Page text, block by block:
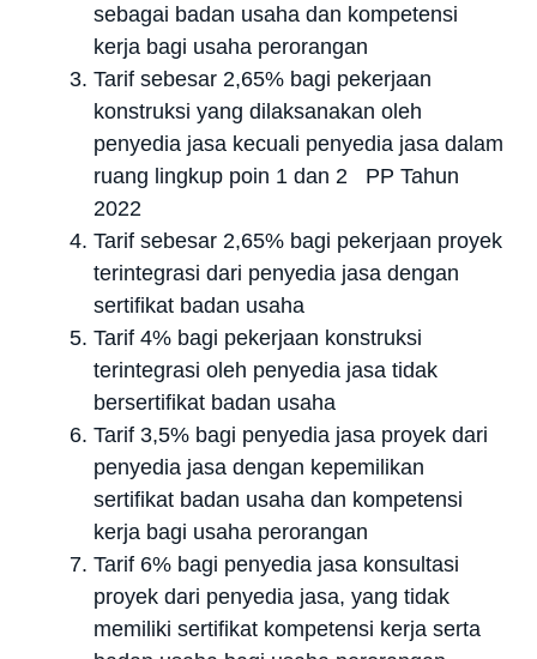
sebagai badan usaha dan kompetensi
kerja bagi usaha perorangan
Tarif sebesar 2,65% bagi pekerjaan
konstruksi yang dilaksanakan oleh
penyedia jasa kecuali penyedia jasa dalam
ruang lingkup poin 1 dan 2 PP Tahun
2022
Tarif sebesar 2,65% bagi pekerjaan proyek
terintegrasi dari penyedia jasa dengan
sertifikat badan usaha
Tarif 4% bagi pekerjaan konstruksi
terintegrasi oleh penyedia jasa tidak
bersertifikat badan usaha
Tarif 3,5% bagi penyedia jasa proyek dari
penyedia jasa dengan kepemilikan
sertifikat badan usaha dan kompetensi
kerja bagi usaha perorangan
Tarif 6% bagi penyedia jasa konsultasi
proyek dari penyedia jasa, yang tidak
memiliki sertifikat kompetensi kerja serta